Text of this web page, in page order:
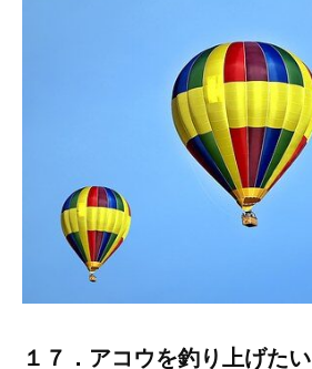
１７．アコウを釣り上げたい